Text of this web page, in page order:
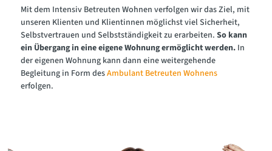
Mit dem Intensiv Betreuten Wohnen verfolgen wir das Ziel, mit
unseren Klienten und Klientinnen möglichst viel Sicherheit,
Selbstvertrauen und Selbstständigkeit zu erarbeiten.So kann
ein Übergang in eine eigene Wohnung ermöglicht werden. In
der eigenen Wohnung kann dann eine weitergehende
Begleitung in Form desAmbulant Betreuten Wohnens
erfolgen.